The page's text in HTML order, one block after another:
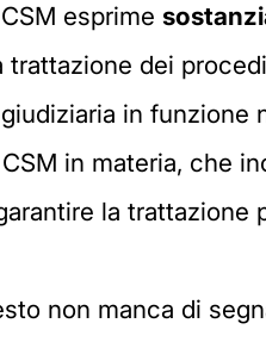
esprime
trattazione dei
in funzione
in materia, che
la trattazione
non manca di